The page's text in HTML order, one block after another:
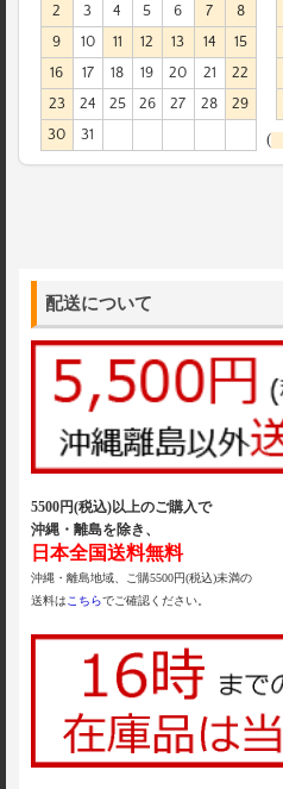
2
3 4 5 6 7
8
9
10 11 12 13 14
15
16
17 18 19 20 21
22
23
24 25 26 27 28
29
30
31 (
配送について
5500円(税込)以上のご購入で
沖縄・離島を除き、
日本全国送料無料
沖縄・離島地域、ご購5500円(税込)未満の
送料は こちらでご確認ください。